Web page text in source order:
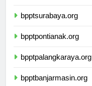
bpptsurabaya.org
bpptpontianak.org
bpptpalangkaraya.org
bpptbanjarmasin.org